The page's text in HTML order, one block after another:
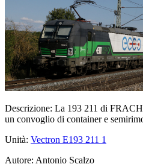
Descrizione: La 193 211 di
un convoglio di container e
Unità: Vectron E193 211 1
Autore: Antonio Scalzo